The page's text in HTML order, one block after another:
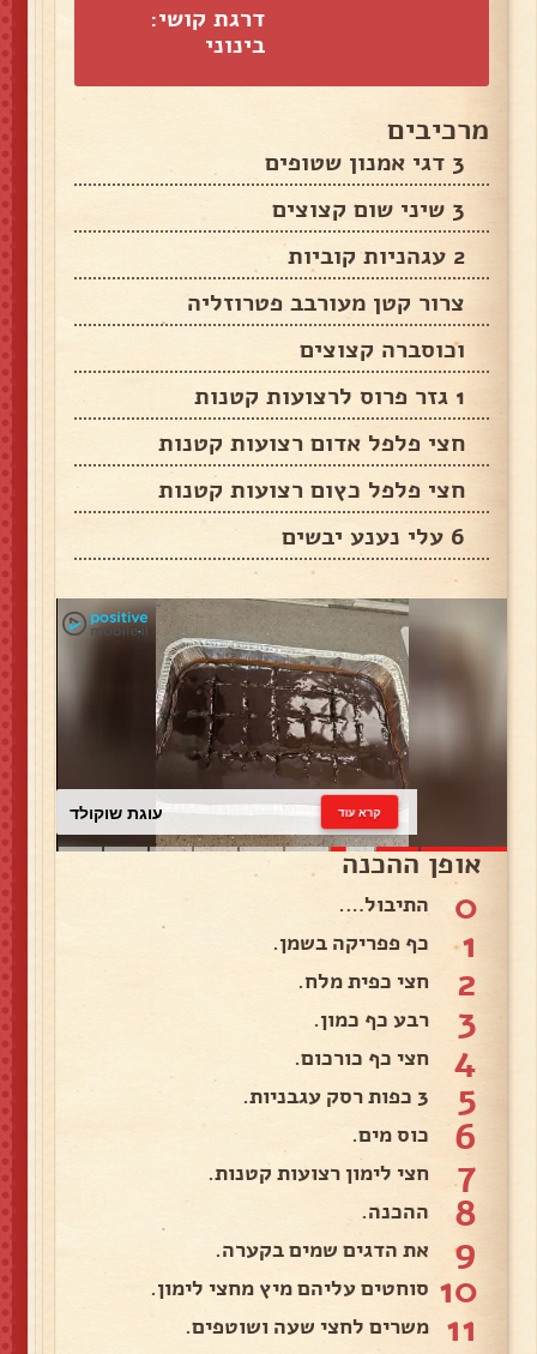
דרגת קושי:
בינוני
מרכיבים
3 דגי אמנון שטופים
3 שיני שום קצוצים
2 עגהניות קוביות
צרור קטן מעורבב פטרוזליה
וכוסברה קצוצים
1 גזר פרוס לרצועות קטנות
חצי פלפל אדום רצועות קטנות
חצי פלפל כץום רצועות קטנות
6 עלי נענע יבשים
עוגת שוקולד קרא עוד
אופן ההכנה
0 התיבול….
1 כף פפריקה בשמן.
2 חצי כפית מלח.
3 רבע כף כמון.
4 חצי כף כורכום.
5 3 כפות רסק עגבניות.
6 כוס מים.
7 חצי לימון רצועות קטנות.
8 ההכנה.
9 את הדגים שמים בקערה.
10 סוחטים עליהם מיץ מחצי לימון.
11 משרים לחצי שעה ושוטפים.